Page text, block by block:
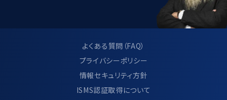
よくある質問（FAQ）
プライバシーポリシー
情報セキュリティ方針
ISMS認証取得について